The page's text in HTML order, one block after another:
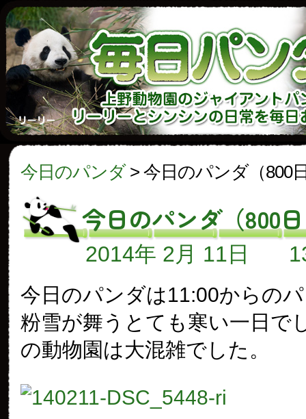
今日のパンダ> 今日のパンダ（800
今日のパンダ（800
2014年 2月 11日
今日のパンダは11:00からの
粉雪が舞うとても寒い一日で
の動物園は大混雑でした。